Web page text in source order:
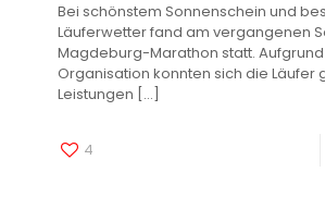
Bei schönstem Sonnenschein und
Läuferwetter fand am vergangenen
Magdeburg-Marathon statt.
Organisation konnten sich die Läufer
Leistungen […]
4